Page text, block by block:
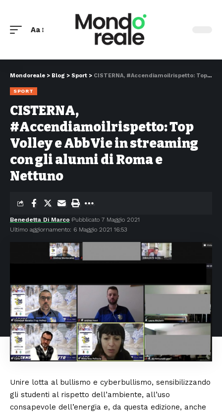
Aa
Mondoreale > Blog > Sport > CISTERNA, #Accendiamoilrispetto: Top Volley e AbbVie in streaming con gli alunni di Roma e Nettuno
SPORT
CISTERNA,
#Accendiamoilrispetto: Top
Volley e AbbVie in streaming
con gli alunni di Roma e
Nettuno
Ultimo aggiornamento: 6 Maggio 2021 16:53
Benedetta Di Marco Pubblicato 7 Maggio 2021
Unire lotta al bullismo e cyberbullismo, sensibilizzando
gli studenti al rispetto dell’ambiente, all’uso
consapevole dell’energia e, da questa edizione, anche